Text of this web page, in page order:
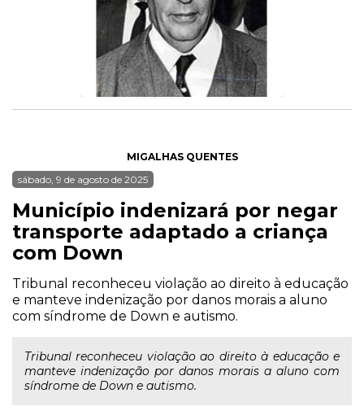
MIGALHAS QUENTES
sábado, 9 de agosto de 2025
Município indenizará por negar
transporte adaptado a criança
com Down
Tribunal reconheceu violação ao direito à educação
e manteve indenização por danos morais a aluno
com síndrome de Down e autismo.
Tribunal reconheceu violação ao direito à educação e
manteve indenização por danos morais a aluno com
síndrome de Down e autismo.